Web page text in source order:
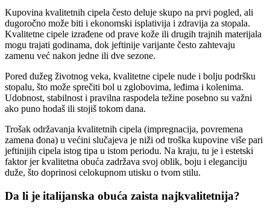
Kupovina kvalitetnih cipela često deluje skupo na prvi pogled, ali
dugoročno može biti i ekonomski isplativija i zdravija za stopala.
Kvalitetne cipele izrađene od prave kože ili drugih trajnih materijala
mogu trajati godinama, dok jeftinije varijante često zahtevaju
zamenu već nakon jedne ili dve sezone.
Pored dužeg životnog veka, kvalitetne cipele nude i bolju podršku
stopalu, što može sprečiti bol u zglobovima, leđima i kolenima.
Udobnost, stabilnost i pravilna raspodela težine posebno su važni
ako puno hodaš ili stojiš tokom dana.
Trošak održavanja kvalitetnih cipela (impregnacija, povremena
zamena đona) u većini slučajeva je niži od troška kupovine više pari
jeftinijih cipela istog tipa u istom periodu. Na kraju, tu je i estetski
faktor jer kvalitetna obuća zadržava svoj oblik, boju i eleganciju
duže, što doprinosi celokupnom utisku o tvom stilu.
Da li je italijanska obuća zaista najkvalitetnija?